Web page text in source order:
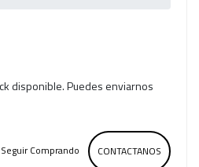
disponible. Puedes enviarnos
CONTACTANOS
Comprando